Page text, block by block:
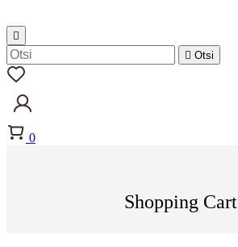

 Otsi
0
Shopping Cart